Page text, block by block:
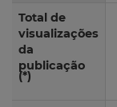
Total de
visualizações
da
publicação
(*)